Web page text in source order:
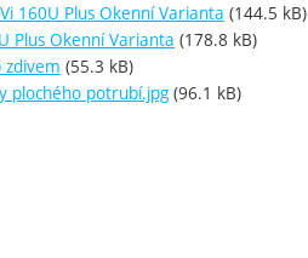
160U Plus Okenní Varianta (144.5 kB)
Plus Okenní Varianta (178.8 kB)
zdivem (55.3 kB)
plochého potrubí.jpg (96.1 kB)